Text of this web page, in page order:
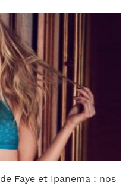
Faye et Ipanema : nos